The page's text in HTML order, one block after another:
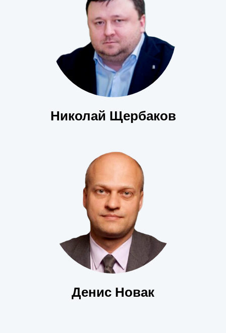
Николай Щербаков
Денис Новак